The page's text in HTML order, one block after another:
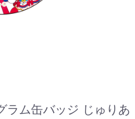
ラム缶バッジ じゅりあ